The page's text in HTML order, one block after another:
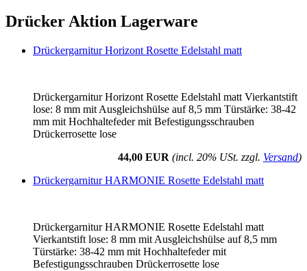
Drücker Aktion Lagerware
Drückergarnitur Horizont Rosette Edelstahl matt
Drückergarnitur Horizont Rosette Edelstahl matt Vierkantstift
lose: 8 mm mit Ausgleichshülse auf 8,5 mm Türstärke: 38-42
mm mit Hochhaltefeder mit Befestigungsschrauben
Drückerrosette lose
44,00 EUR (incl. 20% USt. zzgl. Versand)
Drückergarnitur HARMONIE Rosette Edelstahl matt
Drückergarnitur HARMONIE Rosette Edelstahl matt
Vierkantstift lose: 8 mm mit Ausgleichshülse auf 8,5 mm
Türstärke: 38-42 mm mit Hochhaltefeder mit
Befestigungsschrauben Drückerrosette lose